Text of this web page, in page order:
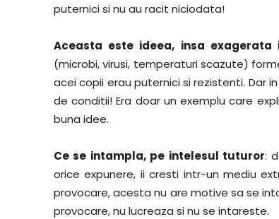
puternici si nu au racit niciodata!
Aceasta este ideea, insa exagerata
(microbi, virusi, temperaturi scazute)
acei copii erau puternici si rezistenti. Dar
de conditii! Era doar un exemplu care
buna idee.
Ce se intampla, pe intelesul tuturor:
orice expunere, ii cresti intr-un mediu
provocare, acesta nu are motive sa se
provocare, nu lucreaza si nu se intareste.